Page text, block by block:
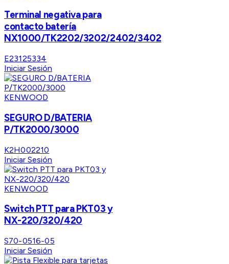
Terminal negativa para
contacto batería
NX1000/TK2202/3202/2402/3402
E23125334
Iniciar Sesión
KENWOOD
SEGURO D/BATERIA
P/TK2000/3000
K2H002210
Iniciar Sesión
KENWOOD
Switch PTT para PKT03 y
NX-220/320/420
S70-0516-05
Iniciar Sesión